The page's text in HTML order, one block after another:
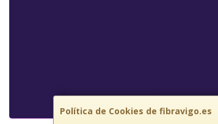
Política de Cookies de fibravigo.es